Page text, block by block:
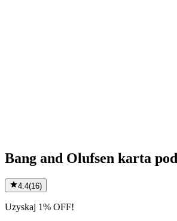
Bang and Olufsen karta
4.4(16)
Uzyskaj 1% OFF!